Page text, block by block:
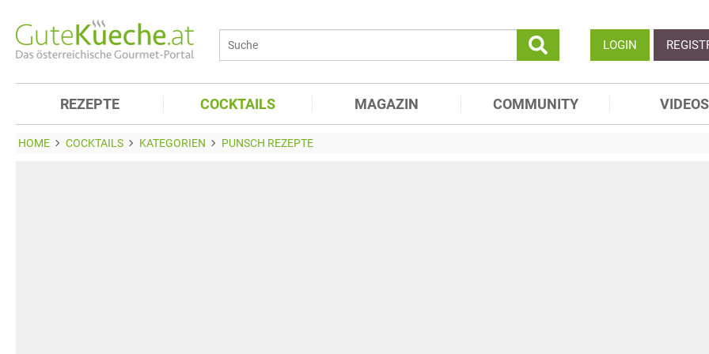
LOGIN
REZEPTE COCKTAILS MAGAZIN COMMUNITY VIDEOS
HOME COCKTAILS KATEGORIEN PUNSCH REZEPTE